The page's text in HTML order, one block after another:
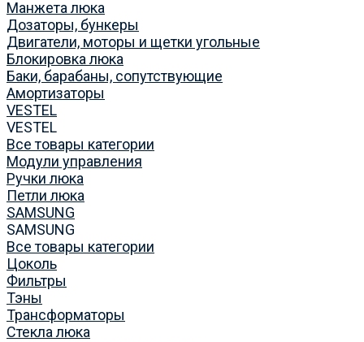
Манжета люка
Дозаторы, бункеры
Двигатели, моторы и щетки угольные
Блокировка люка
Баки, барабаны, сопутствующие
Амортизаторы
VESTEL
VESTEL
Все товары категории
Модули управления
Ручки люка
Петли люка
SAMSUNG
SAMSUNG
Все товары категории
Цоколь
Фильтры
Тэны
Трансформаторы
Стекла люка